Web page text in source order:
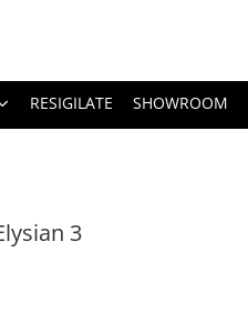
RESIGILATE SHOWROOM
3